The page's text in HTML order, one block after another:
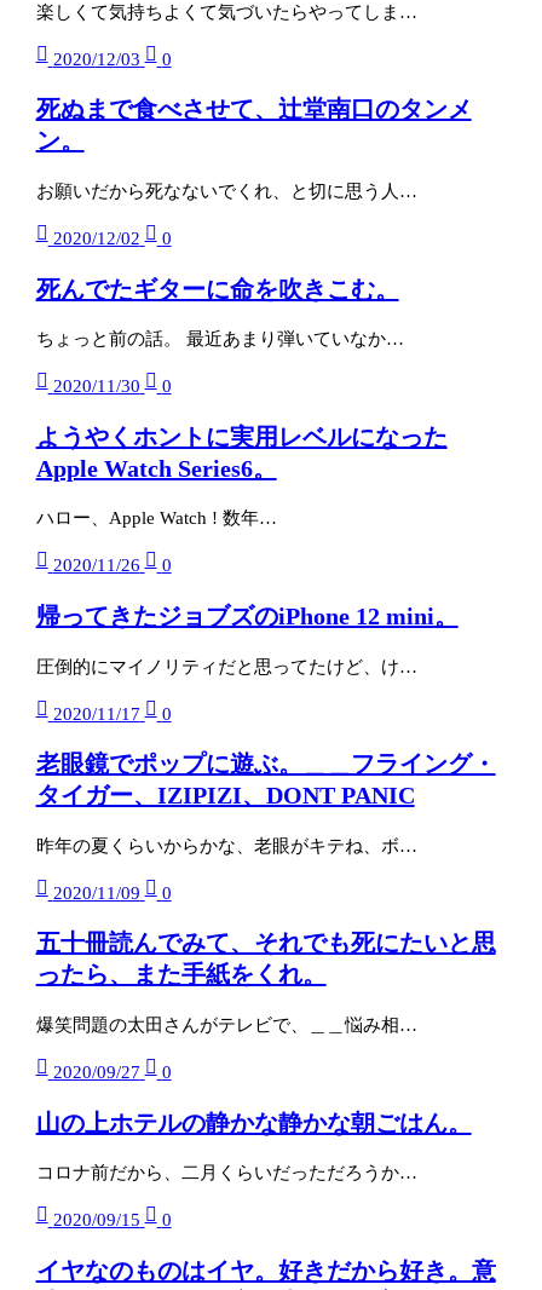
楽しくて気持ちよくて気づいたらやってしま…
2020/12/03 0
死ぬまで食べさせて、辻堂南口のタンメ
ン。
お願いだから死なないでくれ、と切に思う人…
2020/12/02 0
死んでたギターに命を吹きこむ。
ちょっと前の話。 最近あまり弾いていなか…
2020/11/30 0
ようやくホントに実用レベルになった
Apple Watch Series6。
ハロー、Apple Watch ! 数年…
2020/11/26 0
帰ってきたジョブズのiPhone 12 mini。
圧倒的にマイノリティだと思ってたけど、け…
2020/11/17 0
老眼鏡でポップに遊ぶ。＿＿フライング・
タイガー、IZIPIZI、DONT PANIC
昨年の夏くらいからかな、老眼がキテね、ボ…
2020/11/09 0
五十冊読んでみて、それでも死にたいと思
ったら、また手紙をくれ。
爆笑問題の太田さんがテレビで、＿＿悩み相…
2020/09/27 0
山の上ホテルの静かな静かな朝ごはん。
コロナ前だから、二月くらいだっただろうか…
2020/09/15 0
イヤなのものはイヤ。好きだから好き。意